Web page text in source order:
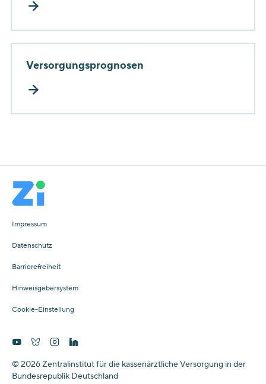
Versorgungsprognosen
Impressum
Datenschutz
Barrierefreiheit
Hinweisgebersystem
Cookie-Einstellung
© 2026 Zentralinstitut für die kassenärztliche Versorgung in der
Bundesrepublik Deutschland